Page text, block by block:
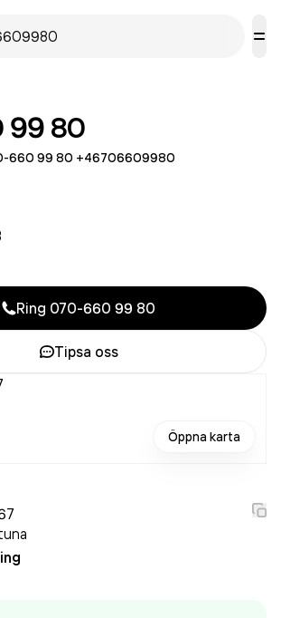
99 80
660 99 80 +46706609980
Ring 070-660 99 80
Tipsa oss
Öppna karta